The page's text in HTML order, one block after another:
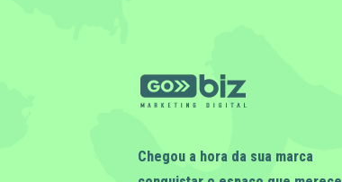
Chegou a hora da sua marca